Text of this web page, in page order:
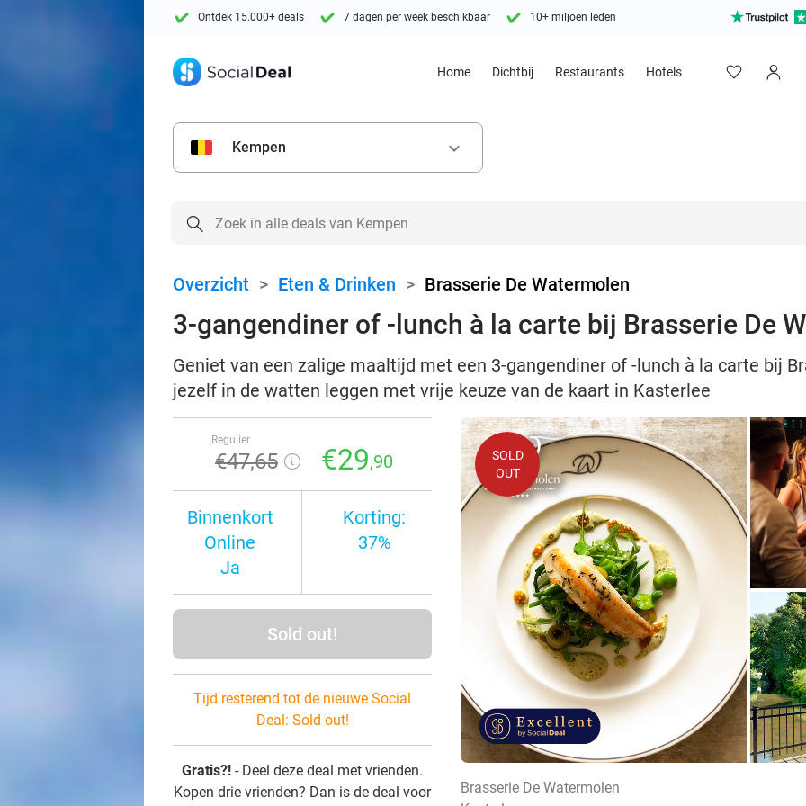
Ontdek 15.000+ deals 7 dagen per week beschikbaar 10+ miljoen leden
Home Dichtbij Restaurants Hotels
Kempen keyboard_arrow_down
Overzicht > Eten & Drinken > Brasserie De Watermolen
3-gangendiner of -lunch à la carte bij Brasserie De
Geniet van een zalige maaltijd met een 3-gangendiner of -lunch à la carte bij
jezelf in de watten leggen met vrije keuze van de kaart in Kasterlee
Regulier
€47,65 €29,90
Binnenkort
Online
Ja
Korting:
37%
Sold out!
Tijd resterend tot de nieuwe Social
Deal: Sold out!
Gratis?! - Deel deze deal met vrienden.
Kopen drie vrienden? Dan is de deal voor
SOLD
OUT
Brasserie De Watermolen